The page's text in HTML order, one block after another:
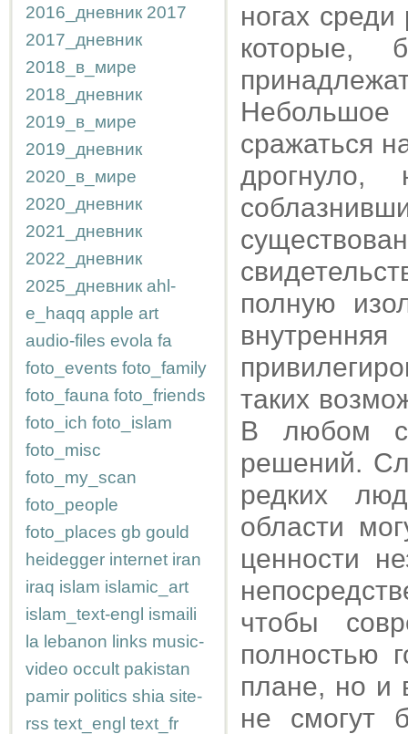
2016_дневник 2017
2017_дневник
2018_в_мире
2018_дневник
2019_в_мире
2019_дневник
2020_в_мире
2020_дневник
2021_дневник
2022_дневник
2025_дневник ahl-
e_haqq apple art
audio-files evola fa
foto_events foto_family
foto_fauna foto_friends
foto_ich foto_islam
foto_misc
foto_my_scan
foto_people
foto_places gb gould
heidegger internet iran
iraq islam islamic_art
islam_text-engl ismaili
la lebanon links music-
video occult pakistan
pamir politics shia site-
rss text_engl text_fr
ногах
которые,
сражаться
дрогнуло,
полную
таких
В любом
решений.
редких
области
ценности
чтобы
полностью
плане, но и
не смогут